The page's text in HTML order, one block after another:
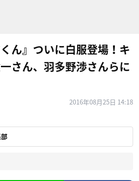
ん』ついに白服登場！キ
さん、羽多野渉さんらに
2016年08月25日 14:18
部